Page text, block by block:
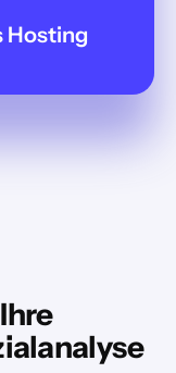
Hosting